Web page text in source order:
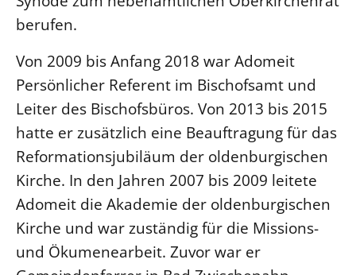
berufen.
Von 2009 bis Anfang 2018 war Adomeit
Persönlicher Referent im Bischofsamt und
Leiter des Bischofsbüros. Von 2013 bis 2015
hatte er zusätzlich eine Beauftragung für das
Reformationsjubiläum der oldenburgischen
Kirche. In den Jahren 2007 bis 2009 leitete
Adomeit die Akademie der oldenburgischen
Kirche und war zuständig für die Missions-
und Ökumenearbeit. Zuvor war er